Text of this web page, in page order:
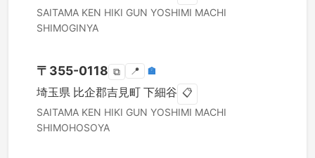
SAITAMA KEN HIKI GUN YOSHIMI MACHI
SHIMOGINYA
〒 355-0118 ⧉ 📍 🏣
埼玉県 比企郡吉見町 下細谷 📋
SAITAMA KEN HIKI GUN YOSHIMI MACHI
SHIMOHOSOYA